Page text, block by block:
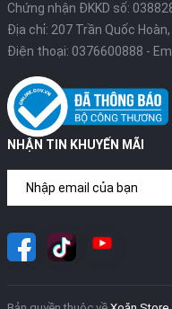
Chứng nhận ĐKKD số:
Địa chỉ: 207 Trần Quốc Hoàn,
Điện thoại: 0376600888 -
NHẬN TIN KHUYẾN MÃI